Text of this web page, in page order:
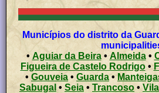
Municípios do distrito da Guarda - Guarda district
• Aguiar da Beira•Almeida•
Figueira de Castelo Rodrigo•
• Gouveia • Guarda•
Sabugal• Seia • Trancoso•